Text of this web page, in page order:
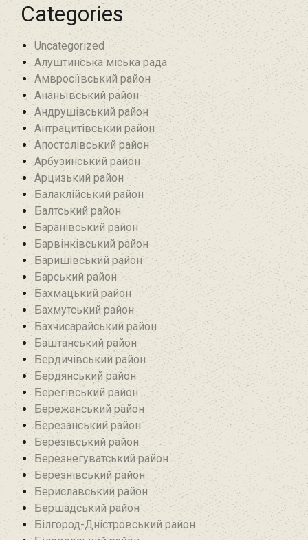
Categories
Uncategorized
Алуштинська міська рада
Амвросіївський район
Ананьївський район‎
Андрушівський район‎
Антрацитівський район‎
Апостолівський район
Арбузинський район‎
Арцизький район‎
Балаклійський район
Балтський район‎
Баранівський район‎
Барвінківський район
Баришівський район
Барський район
Бахмацький район
Бахмутський район
Бахчисарайський район
Баштанський район
Бердичівський район
Бердянський район
Берегівський район
Бережанський район‎
Березанський район‎
Березівський район
Березнегуватський район‎
Березнівський район‎
Бериславський район
Бершадський район
Білгород-Дністровський район